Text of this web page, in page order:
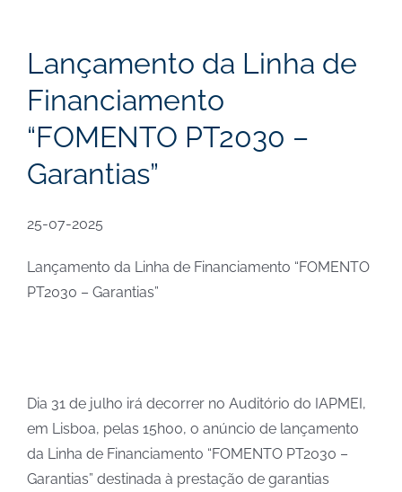
Lançamento da Linha de
Financiamento
“FOMENTO PT2030 –
Garantias”
25-07-2025
Lançamento da Linha de Financiamento “FOMENTO
PT2030 – Garantias”
Dia 31 de julho irá decorrer no Auditório do IAPMEI,
em Lisboa, pelas 15h00, o anúncio de lançamento
da Linha de Financiamento “FOMENTO PT2030 –
Garantias” destinada à prestação de garantias